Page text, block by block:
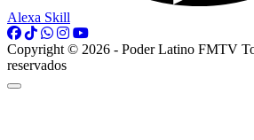
Alexa Skill
Copyright © 2026 - Poder Latino FMTV
reservados